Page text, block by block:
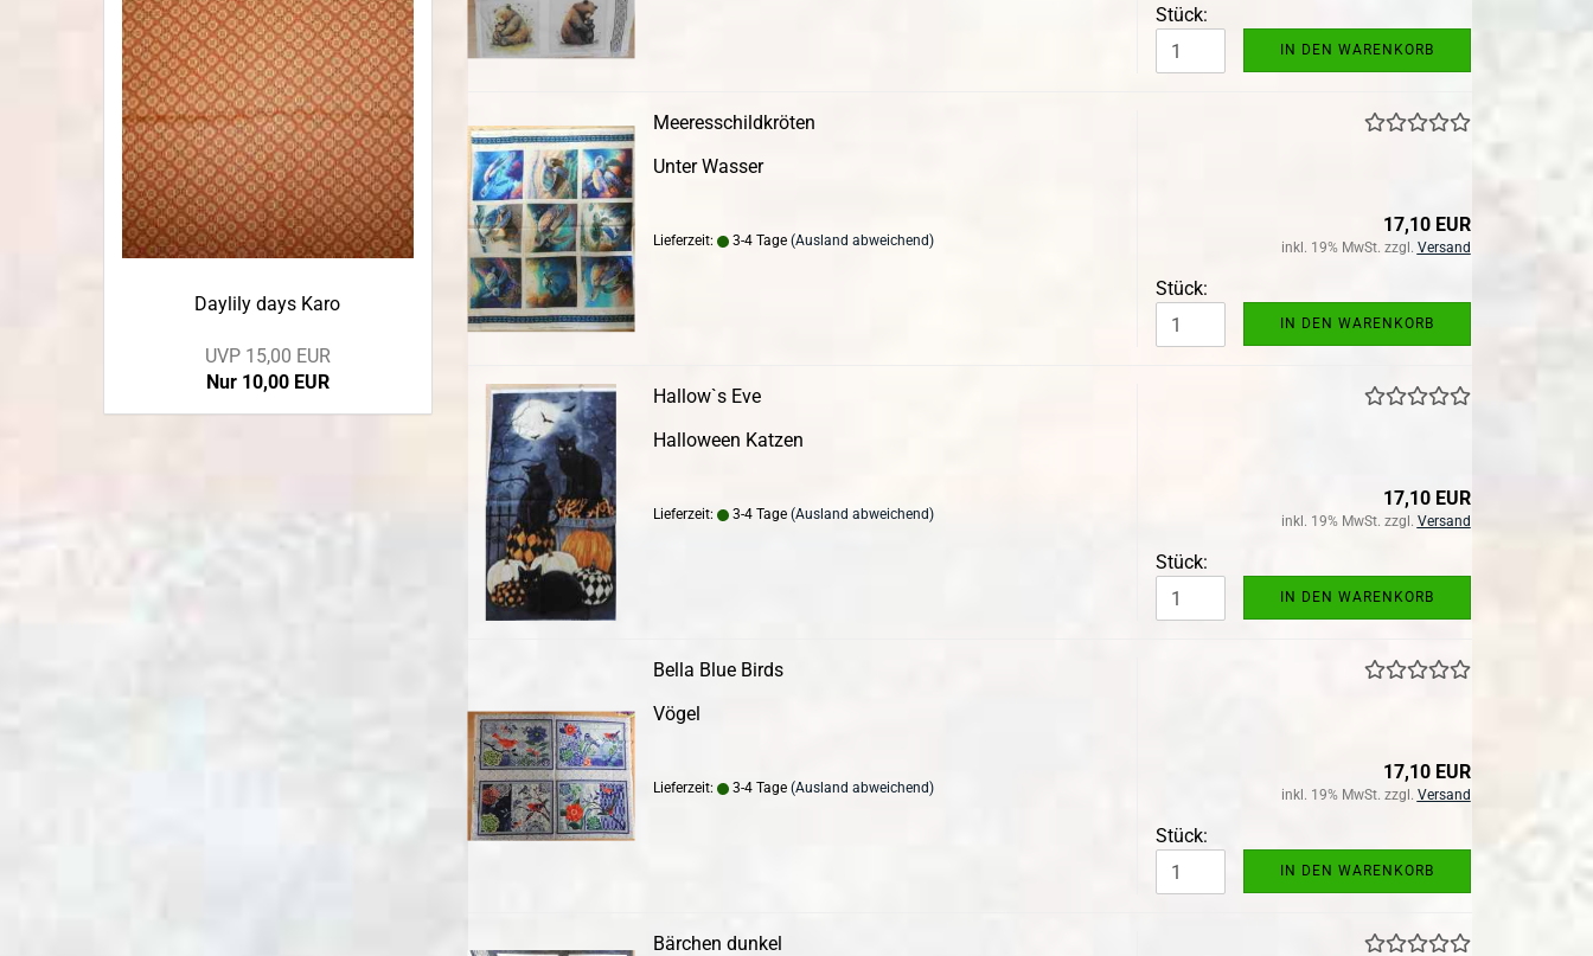
Stück:
IN DEN WARENKORB
Meeresschildkröten
Unter Wasser
Lieferzeit: 3-4 Tage (Ausland abweichend)
17,10 EUR
inkl. 19% MwSt. zzgl. Versand
Stück:
IN DEN WARENKORB
Hallow`s Eve
Halloween Katzen
Lieferzeit: 3-4 Tage (Ausland abweichend)
17,10 EUR
inkl. 19% MwSt. zzgl. Versand
Stück:
IN DEN WARENKORB
Bella Blue Birds
Vögel
Lieferzeit: 3-4 Tage (Ausland abweichend)
17,10 EUR
inkl. 19% MwSt. zzgl. Versand
Stück:
IN DEN WARENKORB
Bärchen dunkel
Daylily days Karo
UVP 15,00 EUR
Nur 10,00 EUR